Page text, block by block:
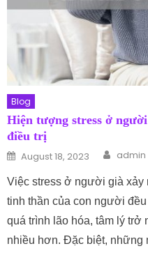
Blog
Hiện tượng stress ở
điều trị
Posted on
August 18, 2023 Author
admin
Việc stress ở người già xảy
tinh thần của con người
quá trình lão hóa, tâm lý trở
nhiều hơn. Đặc biệt,